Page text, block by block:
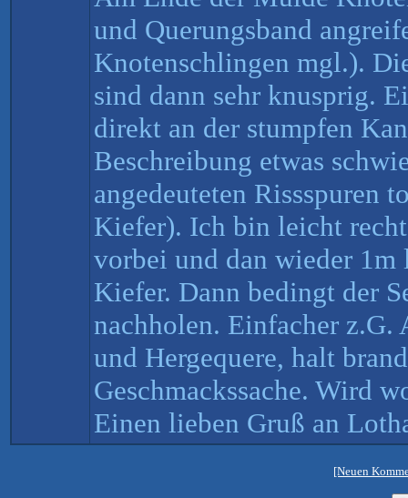
und Querungsband
Knotenschlingen mgl.).
sind dann sehr knusprig.
direkt an der stumpfen
Beschreibung etwas
angedeuteten Rissspuren
Kiefer). Ich bin leicht
vorbei und dan wieder
Kiefer. Dann bedingt der
nachholen. Einfacher
und Hergequere, halt
Geschmackssache. Wird
Einen lieben Gruß an
[Neuen